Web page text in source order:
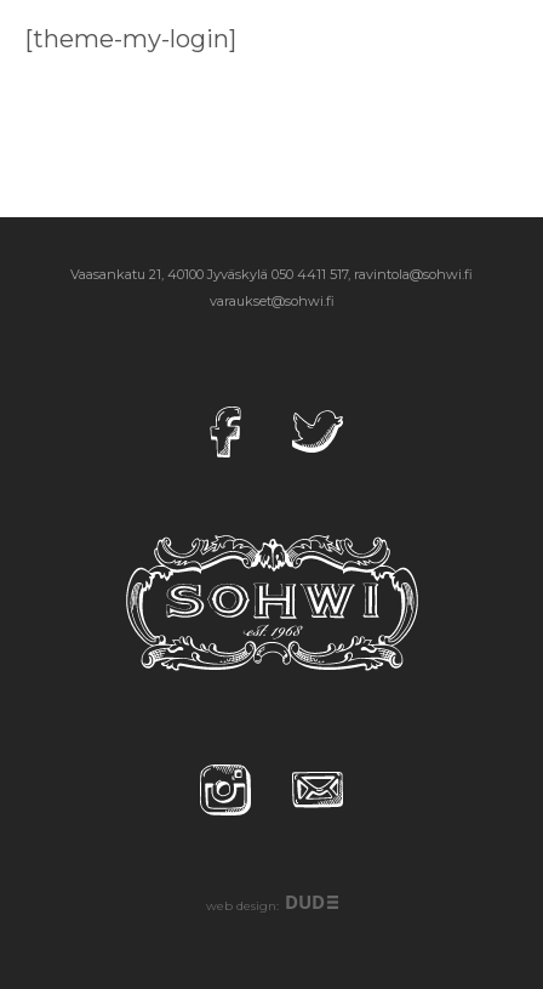
[theme-my-login]
Vaasankatu 21, 40100 Jyväskylä 050 4411 517, ravintola@sohwi.fi
varaukset@sohwi.fi
web design: DUD